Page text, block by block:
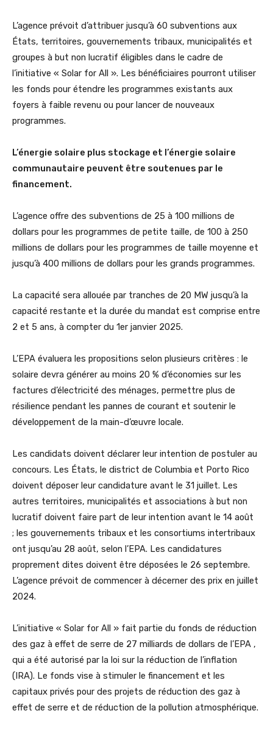
L’agence prévoit d’attribuer jusqu’à 60 subventions aux
États, territoires, gouvernements tribaux, municipalités et
groupes à but non lucratif éligibles dans le cadre de
l’initiative « Solar for All ». Les bénéficiaires pourront utiliser
les fonds pour étendre les programmes existants aux
foyers à faible revenu ou pour lancer de nouveaux
programmes.
L’énergie solaire plus stockage et l’énergie solaire
communautaire peuvent être soutenues par le
financement.
L’agence offre des subventions de 25 à 100 millions de
dollars pour les programmes de petite taille, de 100 à 250
millions de dollars pour les programmes de taille moyenne et
jusqu’à 400 millions de dollars pour les grands programmes.
La capacité sera allouée par tranches de 20 MW jusqu’à la
capacité restante et la durée du mandat est comprise entre
2 et 5 ans, à compter du 1er janvier 2025.
L’EPA évaluera les propositions selon plusieurs critères : le
solaire devra générer au moins 20 % d’économies sur les
factures d’électricité des ménages, permettre plus de
résilience pendant les pannes de courant et soutenir le
développement de la main-d’œuvre locale.
Les candidats doivent déclarer leur intention de postuler au
concours. Les États, le district de Columbia et Porto Rico
doivent déposer leur candidature avant le 31 juillet. Les
autres territoires, municipalités et associations à but non
lucratif doivent faire part de leur intention avant le 14 août
; les gouvernements tribaux et les consortiums intertribaux
ont jusqu’au 28 août, selon l’EPA. Les candidatures
proprement dites doivent être déposées le 26 septembre.
L’agence prévoit de commencer à décerner des prix en juillet
2024.
L’initiative « Solar for All » fait partie du fonds de réduction
des gaz à effet de serre de 27 milliards de dollars de l’EPA ,
qui a été autorisé par la loi sur la réduction de l’inflation
(IRA). Le fonds vise à stimuler le financement et les
capitaux privés pour des projets de réduction des gaz à
effet de serre et de réduction de la pollution atmosphérique.